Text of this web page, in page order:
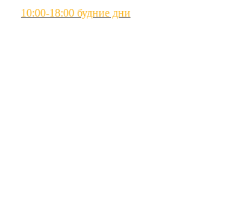
10:00-18:00 будние дни